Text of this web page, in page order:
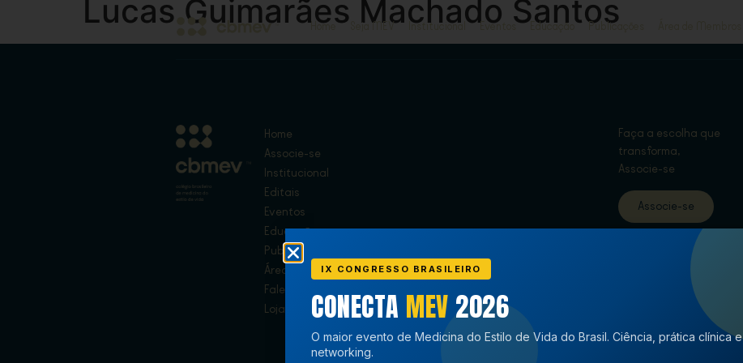
Home Seja MEV Institucional Eventos Educação Publicações
Lucas Guimarães Machado Santos
Home
Associe-se
Institucional
Editais
Eventos
Educação
Publicações
Área de Membros
Fale Conosco
Loja
Faça a escolha que
transforma,
Associe-se
Associe-se
IX CONGRESSO BRASILEIRO
CONECTA MEV 2026
O maior evento de Medicina do Estilo de Vida do Brasil. Ciência, prática clínica e
networking.